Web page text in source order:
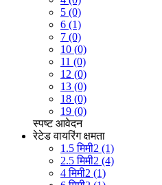
5 (0)
6 (1)
7 (0)
10 (0)
11 (0)
12 (0)
13 (0)
18 (0)
19 (0)
स्पष्ट आवेदन
रेटेड वायरिंग क्षमता
1.5 मिमी2 (1)
2.5 मिमी2 (4)
4 मिमी2 (1)